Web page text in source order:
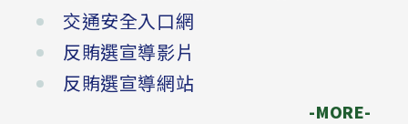
交通安全入口網
反賄選宣導影片
反賄選宣導網站
-MORE-